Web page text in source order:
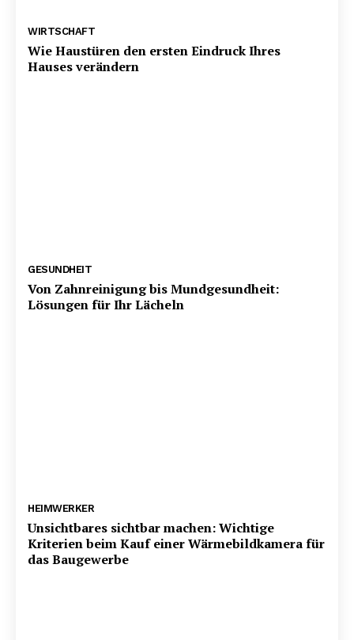
WIRTSCHAFT
Wie Haustüren den ersten Eindruck Ihres
Hauses verändern
GESUNDHEIT
Von Zahnreinigung bis Mundgesundheit:
Lösungen für Ihr Lächeln
HEIMWERKER
Unsichtbares sichtbar machen: Wichtige
Kriterien beim Kauf einer Wärmebildkamera für
das Baugewerbe